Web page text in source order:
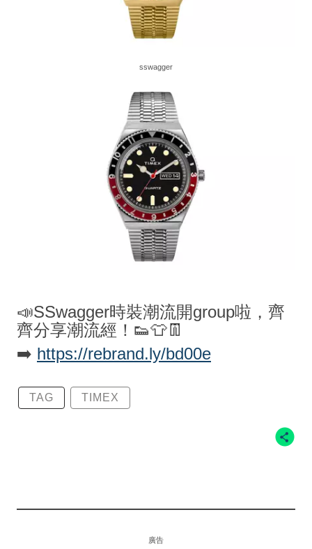
sswagger
📣SSwagger時裝潮流開group啦，齊
齊分享潮流經！👟👕👖
➡️ https://rebrand.ly/bd00e
TAG TIMEX
廣告